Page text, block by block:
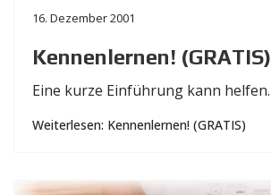
16. Dezember 2001
Kennenlernen! (GRATIS)
Eine kurze Einführung kann helfen.
Weiterlesen: Kennenlernen! (GRATIS)